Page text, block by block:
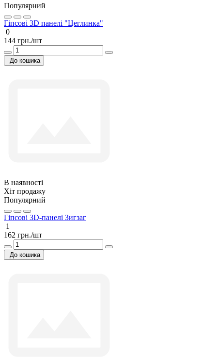
Популярний
Гіпсові 3D панелі "Цеглинка"
0
144 грн./шт
До кошика
В наявності
Хіт продажу
Популярний
Гіпсові 3D-панелі Зигзаг
1
162 грн./шт
До кошика